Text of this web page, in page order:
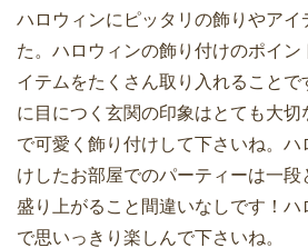
ハロウィンにピッタリの飾りやアイ
た。ハロウィンの飾り付けのポイ
イテムをたくさん取り入れること
に目につく玄関の印象はとても大
で可愛く飾り付けして下さいね。
けしたお部屋でのパーティーは一段
盛り上がること間違いなしです！
で思いっきり楽しんで下さいね。